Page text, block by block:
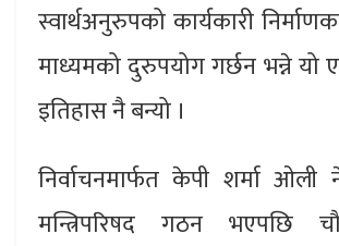
स्वार्थअनुरुपको कार्यकारी
माध्यमको दुरुपयोग गर्छन भन्ने यो
इतिहास नै बन्यो ।
निर्वाचनमार्फत केपी शर्मा ओली
मन्त्रिपरिषद गठन भएपछि